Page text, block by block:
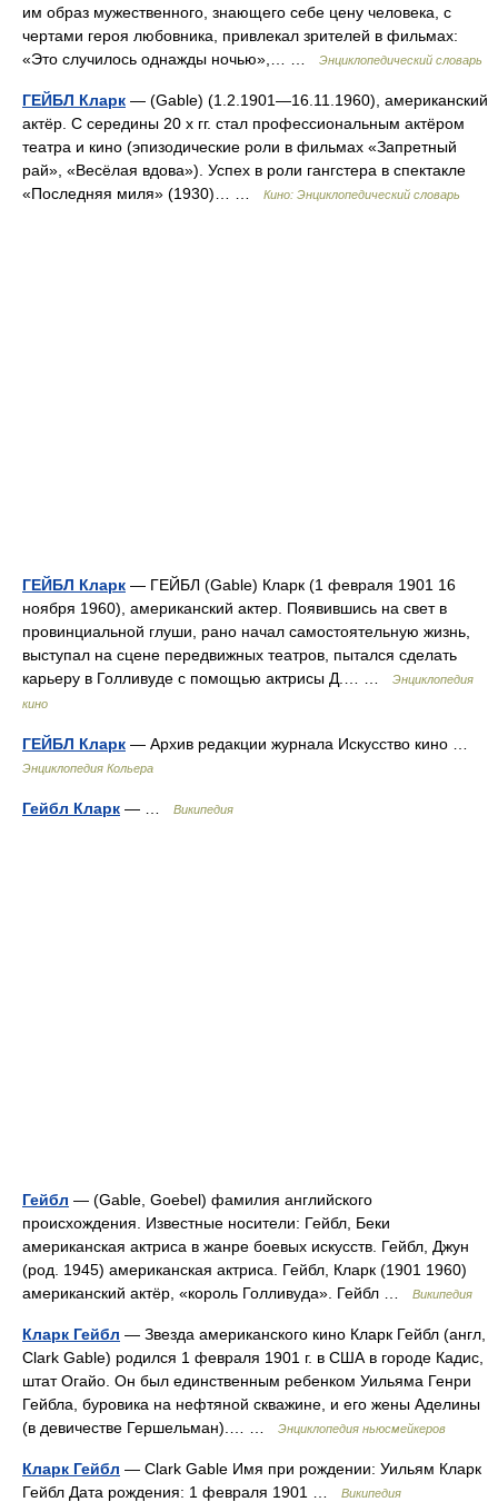
им образ мужественного, знающего себе цену человека, с
чертами героя любовника, привлекал зрителей в фильмах:
«Это случилось однажды ночью»,… …
Энциклопедический словарь
ГЕЙБЛ Кларк — (Gable) (1.2.1901—16.11.1960), американский
актёр. С середины 20 х гг. стал профессиональным актёром
театра и кино (эпизодические роли в фильмах «Запретный
рай», «Весёлая вдова»). Успех в роли гангстера в спектакле
«Последняя миля» (1930)… …
Кино: Энциклопедический словарь
ГЕЙБЛ Кларк — ГЕЙБЛ (Gable) Кларк (1 февраля 1901 16
ноября 1960), американский актер. Появившись на свет в
провинциальной глуши, рано начал самостоятельную жизнь,
выступал на сцене передвижных театров, пытался сделать
карьеру в Голливуде с помощью актрисы Д.… …
Энциклопедия
кино
ГЕЙБЛ Кларк — Архив редакции журнала Искусство кино …
Энциклопедия Кольера
Гейбл Кларк — … Википедия
Гейбл — (Gable, Goebel) фамилия английского
происхождения. Известные носители: Гейбл, Беки
американская актриса в жанре боевых искусств. Гейбл, Джун
(род. 1945) американская актриса. Гейбл, Кларк (1901 1960)
американский актёр, «король Голливуда». Гейбл …
Википедия
Кларк Гейбл — Звезда американского кино Кларк Гейбл (англ,
Clark Gable) родился 1 февраля 1901 г. в США в городе Кадис,
штат Огайо. Он был единственным ребенком Уильяма Генри
Гейбла, буровика на нефтяной скважине, и его жены Аделины
(в девичестве Гершельман).… …
Энциклопедия ньюсмейкеров
Кларк Гейбл — Clark Gable Имя при рождении: Уильям Кларк
Гейбл Дата рождения: 1 февраля 1901 …
Википедия